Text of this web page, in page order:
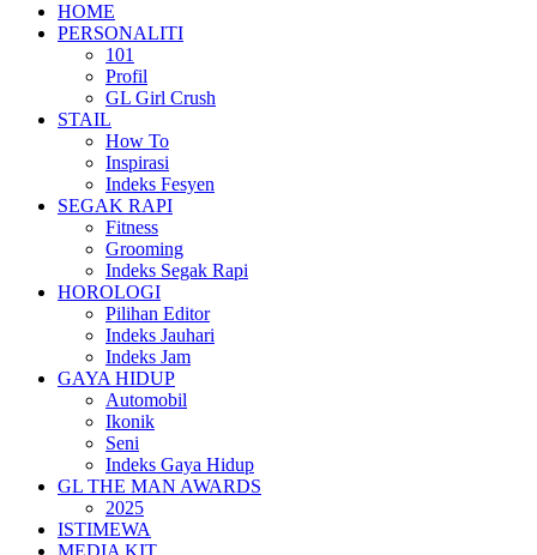
HOME
PERSONALITI
101
Profil
GL Girl Crush
STAIL
How To
Inspirasi
Indeks Fesyen
SEGAK RAPI
Fitness
Grooming
Indeks Segak Rapi
HOROLOGI
Pilihan Editor
Indeks Jauhari
Indeks Jam
GAYA HIDUP
Automobil
Ikonik
Seni
Indeks Gaya Hidup
GL THE MAN AWARDS
2025
ISTIMEWA
MEDIA KIT